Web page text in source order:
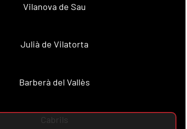
Vilanova de Sau
Julià de Vilatorta
Barberà del Vallès
Cabrils